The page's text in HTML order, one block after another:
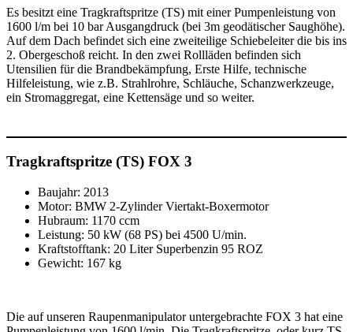
Es besitzt eine Tragkraftspritze (TS) mit einer Pumpenleistung von
1600 l/m bei 10 bar Ausgangdruck (bei 3m geodätischer Saughöhe).
Auf dem Dach befindet sich eine zweiteilige Schiebeleiter die bis ins
2. Obergeschoß reicht. In den zwei Rollläden befinden sich
Utensilien für die Brandbekämpfung, Erste Hilfe, technische
Hilfeleistung, wie z.B. Strahlrohre, Schläuche, Schanzwerkzeuge,
ein Stromaggregat, eine Kettensäge und so weiter.
Tragkraftspritze (TS) FOX 3
Baujahr: 2013
Motor: BMW 2-Zylinder Viertakt-Boxermotor
Hubraum: 1170 ccm
Leistung: 50 kW (68 PS) bei 4500 U/min.
Kraftstofftank: 20 Liter Superbenzin 95 ROZ
Gewicht: 167 kg
Die auf unseren Raupenmanipulator untergebrachte FOX 3 hat eine